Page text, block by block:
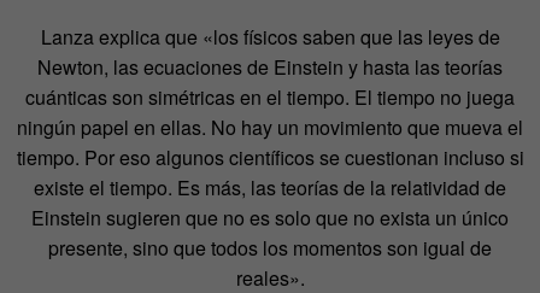
Lanza explica que «los físicos saben que las leyes de
Newton, las ecuaciones de Einstein y hasta las teorías
cuánticas son simétricas en el tiempo. El tiempo no juega
ningún papel en ellas. No hay un movimiento que mueva el
tiempo. Por eso algunos científicos se cuestionan incluso si
existe el tiempo. Es más, las teorías de la relatividad de
Einstein sugieren que no es solo que no exista un único
presente, sino que todos los momentos son igual de
reales».